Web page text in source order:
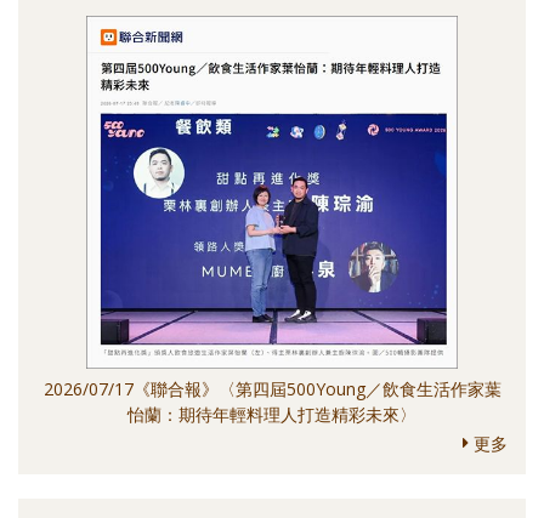
2026/07/17《聯合報》〈第四屆500Young／飲食生活作家葉
怡蘭：期待年輕料理人打造精彩未來〉
更多